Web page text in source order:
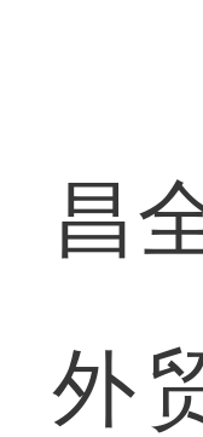
昌
外